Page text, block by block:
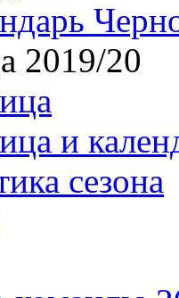
2019/20
и
сезона